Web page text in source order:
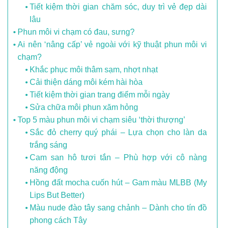
Tiết kiệm thời gian chăm sóc, duy trì vẻ đẹp dài
lâu
Phun môi vi chạm có đau, sưng?
Ai nên ‘nâng cấp’ vẻ ngoài với kỹ thuật phun môi vi
chạm?
Khắc phục môi thâm sạm, nhợt nhạt
Cải thiện dáng môi kém hài hòa
Tiết kiệm thời gian trang điểm mỗi ngày
Sửa chữa môi phun xăm hỏng
Top 5 màu phun môi vi chạm siêu ‘thời thượng’
Sắc đỏ cherry quý phái – Lựa chọn cho làn da
trắng sáng
Cam san hô tươi tắn – Phù hợp với cô nàng
năng động
Hồng đất mocha cuốn hút – Gam màu MLBB (My
Lips But Better)
Màu nude đào tây sang chảnh – Dành cho tín đồ
phong cách Tây